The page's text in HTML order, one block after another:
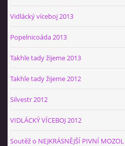
Vidlácký víceboj 2013
Popelnicoáda 2013
Takhle tady žijeme 2013
Takhle tady žijeme 2012
Silvestr 2012
VIDLÁCKÝ VÍCEBOJ 2012
Soutěž o NEJKRÁSNĚJŠÍ PIVNÍ MOZOL